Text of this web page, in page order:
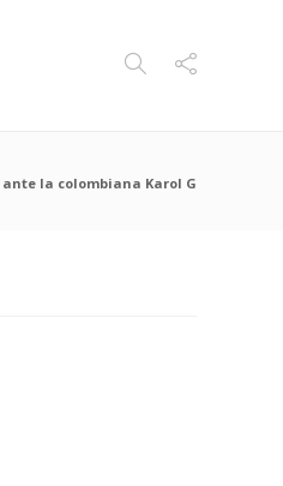
ante la colombiana Karol G